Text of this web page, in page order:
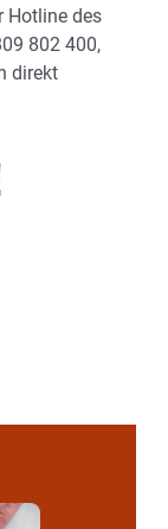
Hotline des
802 400,
direkt